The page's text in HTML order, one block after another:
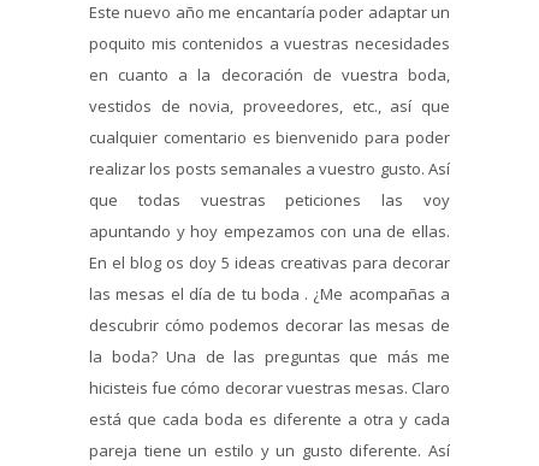
Este nuevo año me encantaría poder adaptar un
poquito mis contenidos a vuestras necesidades
en cuanto a la decoración de vuestra boda,
vestidos de novia, proveedores, etc., así que
cualquier comentario es bienvenido para poder
realizar los posts semanales a vuestro gusto. Así
que todas vuestras peticiones las voy
apuntando y hoy empezamos con una de ellas.
En el blog os doy 5 ideas creativas para decorar
las mesas el día de tu boda . ¿Me acompañas a
descubrir cómo podemos decorar las mesas de
la boda? Una de las preguntas que más me
hicisteis fue cómo decorar vuestras mesas. Claro
está que cada boda es diferente a otra y cada
pareja tiene un estilo y un gusto diferente. Así